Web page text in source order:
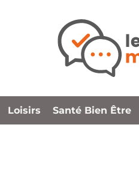
Loisirs Santé Bien Être